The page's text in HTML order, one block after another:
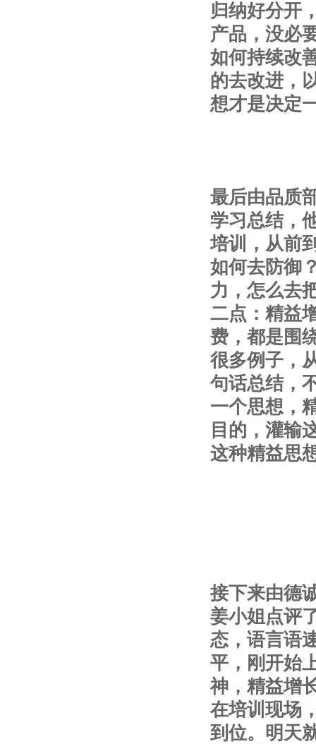
归纳好分开
产品，没必
如何持续改
的去改进，
想才是决定
最后由品质
学习总结，
培训，从前
如何去防御
力，怎么去
二点：精益
费，都是围
很多例子，
句话总结，
一个思想，
目的，灌输
这种精益思
接下来由德
姜小姐点评
态，语言语
平，刚开始
神，精益增
在培训现场
到位。明天